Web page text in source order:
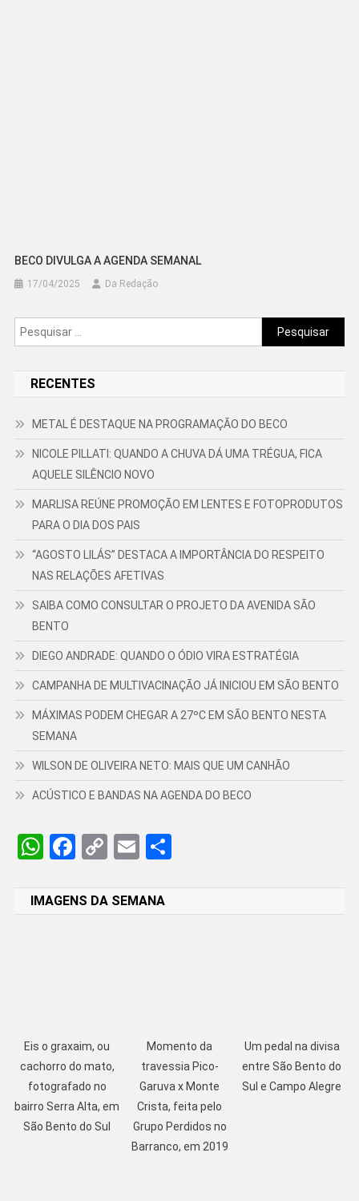
BECO DIVULGA A AGENDA SEMANAL
17/04/2025 Da Redação
Pesquisar
por:
RECENTES
METAL É DESTAQUE NA PROGRAMAÇÃO DO BECO
NICOLE PILLATI: QUANDO A CHUVA DÁ UMA TRÉGUA, FICA
AQUELE SILÊNCIO NOVO
MARLISA REÚNE PROMOÇÃO EM LENTES E FOTOPRODUTOS
PARA O DIA DOS PAIS
“AGOSTO LILÁS” DESTACA A IMPORTÂNCIA DO RESPEITO
NAS RELAÇÕES AFETIVAS
SAIBA COMO CONSULTAR O PROJETO DA AVENIDA SÃO
BENTO
DIEGO ANDRADE: QUANDO O ÓDIO VIRA ESTRATÉGIA
CAMPANHA DE MULTIVACINAÇÃO JÁ INICIOU EM SÃO BENTO
MÁXIMAS PODEM CHEGAR A 27ºC EM SÃO BENTO NESTA
SEMANA
WILSON DE OLIVEIRA NETO: MAIS QUE UM CANHÃO
ACÚSTICO E BANDAS NA AGENDA DO BECO
WhatsApp
Facebook
CopyEmailShare
IMAGENS DA SEMANA
Eis o graxaim, ou
cachorro do mato,
fotografado no
bairro Serra Alta, em
São Bento do Sul
Momento da
travessia Pico-
Garuva x Monte
Crista, feita pelo
Grupo Perdidos no
Barranco, em 2019
Um pedal na divisa
entre São Bento do
Sul e Campo Alegre